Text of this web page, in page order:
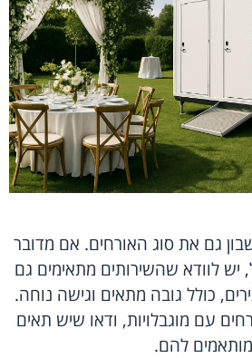
גם את סוג האורחים. אם מדובר
יש לוודא שהשירותים מתאימים גם
כולל גובה מתאים וגישה נוחה.
עם מוגבלויות, ודאו שיש תאים
מותאמים להם.